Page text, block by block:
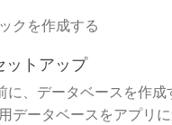
クを作成する
ットアップ
に、データベースを作
データベースをアプリ